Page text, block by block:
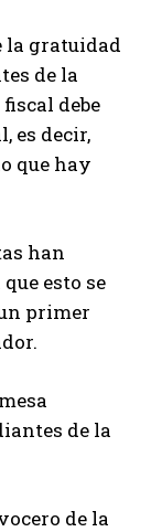
la gratuidad
de la
debe
es decir,
que hay
han
esto se
primer
de la
de la